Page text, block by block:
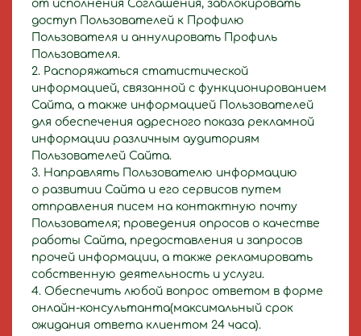
от исполнения Соглашения, заблокировать
доступ Пользователей к Профилю
Пользователя и аннулировать Профиль
Пользователя.
2. Распоряжаться статистической
информацией, связанной с функционированием
Сайта, а также информацией Пользователей
для обеспечения адресного показа рекламной
информации различным аудиториям
Пользователей Сайта.
3. Направлять Пользователю информацию
о развитии Сайта и его сервисов путем
отправления писем на контактную почту
Пользователя; проведения опросов о качестве
работы Сайта, предоставления и запросов
прочей информации, а также рекламировать
собственную деятельность и услуги.
4. Обеспечить любой вопрос ответом в форме
онлайн-консультанта(максимальный срок
ожидания ответа клиентом 24 часа).